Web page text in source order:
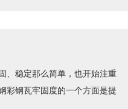
、稳定那么简单，也开始注重
彩钢瓦牢固度的一个方面是提